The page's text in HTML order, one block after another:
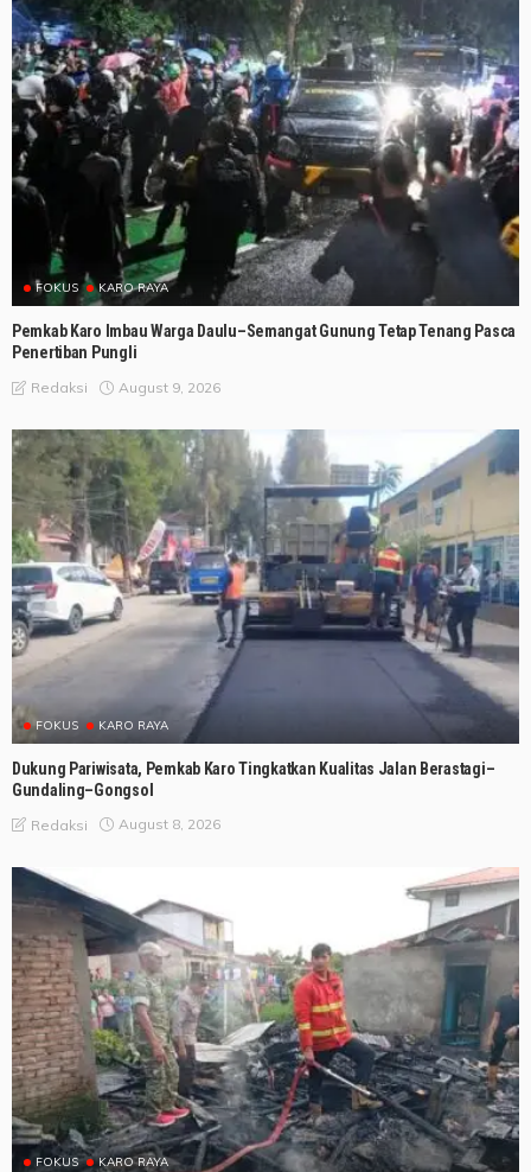
FOKUS KARO RAYA
Pemkab Karo Imbau Warga Daulu–Semangat Gunung Tetap Tenang Pasca
Penertiban Pungli
Redaksi August 9, 2026
FOKUS KARO RAYA
Dukung Pariwisata, Pemkab Karo Tingkatkan Kualitas Jalan Berastagi–
Gundaling–Gongsol
Redaksi August 8, 2026
FOKUS KARO RAYA